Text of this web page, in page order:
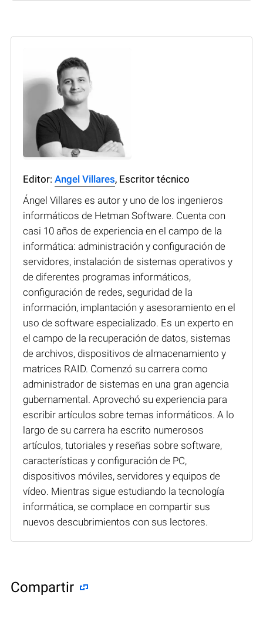
Editor: Angel Villares, Escritor técnico
Ángel Villares es autor y uno de los ingenieros
informáticos de Hetman Software. Cuenta con
casi 10 años de experiencia en el campo de la
informática: administración y configuración de
servidores, instalación de sistemas operativos y
de diferentes programas informáticos,
configuración de redes, seguridad de la
información, implantación y asesoramiento en el
uso de software especializado. Es un experto en
el campo de la recuperación de datos, sistemas
de archivos, dispositivos de almacenamiento y
matrices RAID. Comenzó su carrera como
administrador de sistemas en una gran agencia
gubernamental. Aprovechó su experiencia para
escribir artículos sobre temas informáticos. A lo
largo de su carrera ha escrito numerosos
artículos, tutoriales y reseñas sobre software,
características y configuración de PC,
dispositivos móviles, servidores y equipos de
vídeo. Mientras sigue estudiando la tecnología
informática, se complace en compartir sus
nuevos descubrimientos con sus lectores.
Compartir